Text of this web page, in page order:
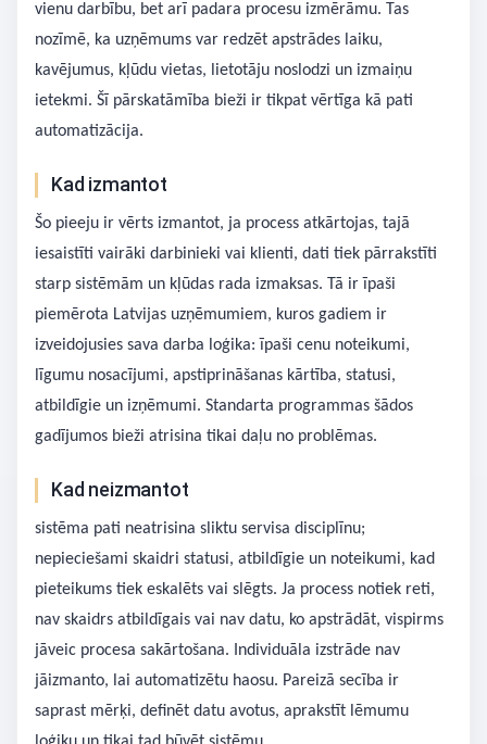
vienu darbību, bet arī padara procesu izmērāmu. Tas
nozīmē, ka uzņēmums var redzēt apstrādes laiku,
kavējumus, kļūdu vietas, lietotāju noslodzi un izmaiņu
ietekmi. Šī pārskatāmība bieži ir tikpat vērtīga kā pati
automatizācija.
Kad izmantot
Šo pieeju ir vērts izmantot, ja process atkārtojas, tajā
iesaistīti vairāki darbinieki vai klienti, dati tiek pārrakstīti
starp sistēmām un kļūdas rada izmaksas. Tā ir īpaši
piemērota Latvijas uzņēmumiem, kuros gadiem ir
izveidojusies sava darba loģika: īpaši cenu noteikumi,
līgumu nosacījumi, apstiprināšanas kārtība, statusi,
atbildīgie un izņēmumi. Standarta programmas šādos
gadījumos bieži atrisina tikai daļu no problēmas.
Kad neizmantot
sistēma pati neatrisina sliktu servisa disciplīnu;
nepieciešami skaidri statusi, atbildīgie un noteikumi, kad
pieteikums tiek eskalēts vai slēgts. Ja process notiek reti,
nav skaidrs atbildīgais vai nav datu, ko apstrādāt, vispirms
jāveic procesa sakārtošana. Individuāla izstrāde nav
jāizmanto, lai automatizētu haosu. Pareizā secība ir
saprast mērķi, definēt datu avotus, aprakstīt lēmumu